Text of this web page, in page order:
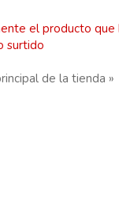
el producto
surtido
de la tienda »